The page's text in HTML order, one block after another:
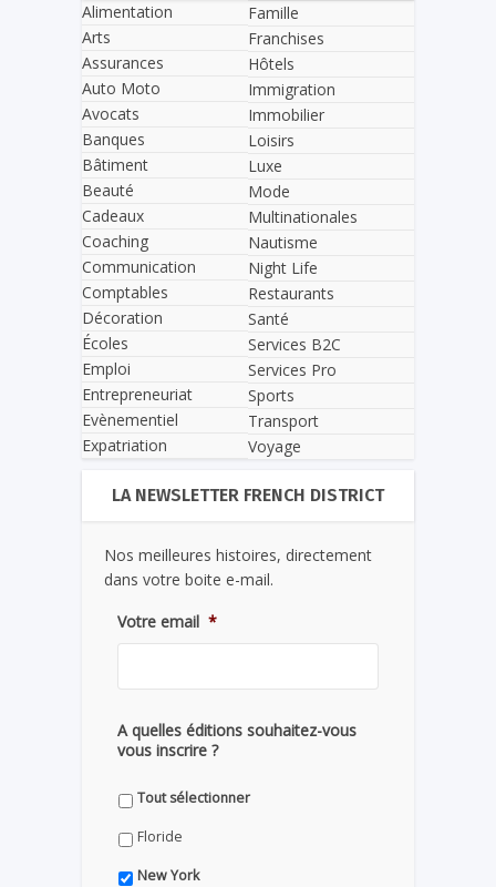
Alimentation
Arts
Assurances
Auto Moto
Avocats
Banques
Bâtiment
Beauté
Cadeaux
Coaching
Communication
Comptables
Décoration
Écoles
Emploi
Entrepreneuriat
Evènementiel
Expatriation
Famille
Franchises
Hôtels
Immigration
Immobilier
Loisirs
Luxe
Mode
Multinationales
Nautisme
Night Life
Restaurants
Santé
Services B2C
Services Pro
Sports
Transport
Voyage
LA NEWSLETTER FRENCH DISTRICT
Nos meilleures histoires, directement
dans votre boite e-mail.
Votre email *
A quelles éditions souhaitez-vous
vous inscrire ?
Tout sélectionner
Floride
New York